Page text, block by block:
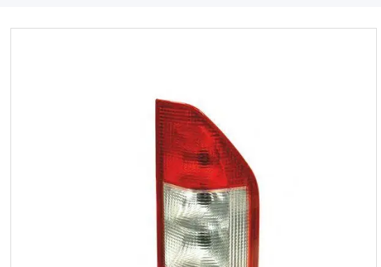
Запчастини для автомобілів
Авто аксесуари, Інструмент,
Деталі підвіски і рульового